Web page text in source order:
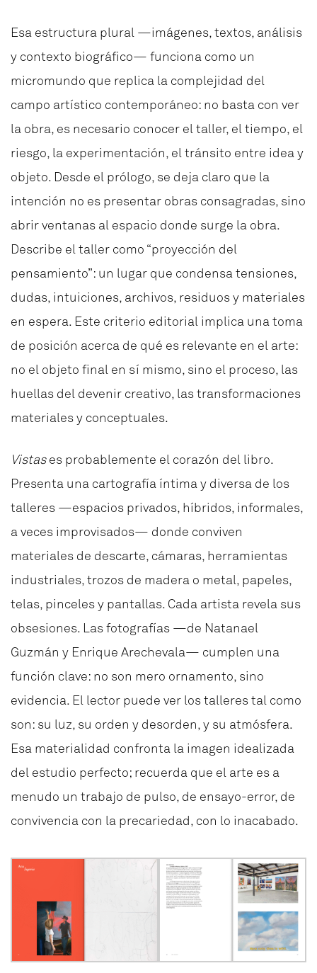
Esa estructura plural —imágenes, textos, análisis
y contexto biográfico— funciona como un
micromundo que replica la complejidad del
campo artístico contemporáneo: no basta con ver
la obra, es necesario conocer el taller, el tiempo, el
riesgo, la experimentación, el tránsito entre idea y
objeto. Desde el prólogo, se deja claro que la
intención no es presentar obras consagradas, sino
abrir ventanas al espacio donde surge la obra.
Describe el taller como “proyección del
pensamiento”: un lugar que condensa tensiones,
dudas, intuiciones, archivos, residuos y materiales
en espera. Este criterio editorial implica una toma
de posición acerca de qué es relevante en el arte:
no el objeto final en sí mismo, sino el proceso, las
huellas del devenir creativo, las transformaciones
materiales y conceptuales.
Vistases probablemente el corazón del libro.
Presenta una cartografía íntima y diversa de los
talleres —espacios privados, híbridos, informales,
a veces improvisados— donde conviven
materiales de descarte, cámaras, herramientas
industriales, trozos de madera o metal, papeles,
telas, pinceles y pantallas. Cada artista revela sus
obsesiones. Las fotografías —de Natanael
Guzmán y Enrique Arechevala— cumplen una
función clave: no son mero ornamento, sino
evidencia. El lector puede ver los talleres tal como
son: su luz, su orden y desorden, y su atmósfera.
Esa materialidad confronta la imagen idealizada
del estudio perfecto; recuerda que el arte es a
menudo un trabajo de pulso, de ensayo-error, de
convivencia con la precariedad, con lo inacabado.